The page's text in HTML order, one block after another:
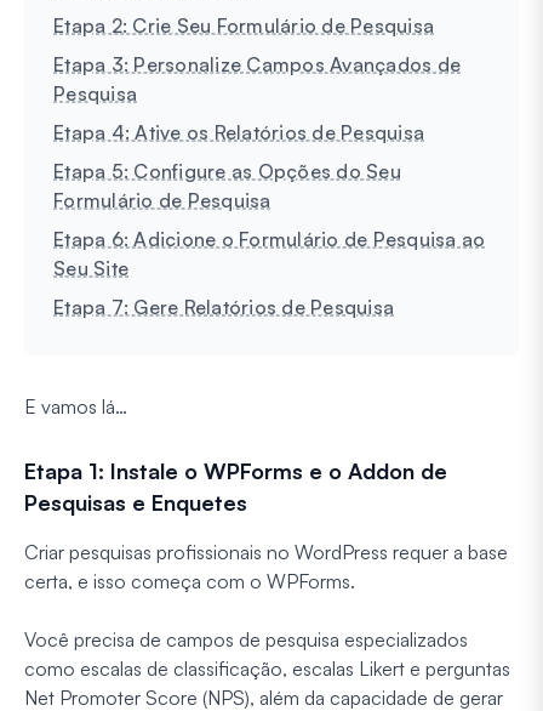
Etapa 2: Crie Seu Formulário de Pesquisa
Etapa 3: Personalize Campos Avançados de
Pesquisa
Etapa 4: Ative os Relatórios de Pesquisa
Etapa 5: Configure as Opções do Seu
Formulário de Pesquisa
Etapa 6: Adicione o Formulário de Pesquisa ao
Seu Site
Etapa 7: Gere Relatórios de Pesquisa
E vamos lá…
Etapa 1: Instale o WPForms e o Addon de
Pesquisas e Enquetes
Criar pesquisas profissionais no WordPress requer a base
certa, e isso começa com o WPForms.
Você precisa de campos de pesquisa especializados
como escalas de classificação, escalas Likert e perguntas
Net Promoter Score (NPS), além da capacidade de gerar